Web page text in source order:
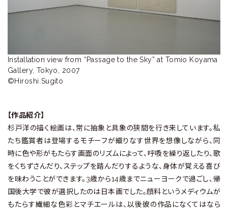
ラ
ー
Installation view from “Passage to the Sky” at Tomio Koyama
Gallery, Tokyo, 2007
©Hiroshi Sugito
【作品紹介】
杉戸洋の描く絵画は、常に抽象と具象の狭間を行き来しています。私
たち鑑賞者は登場するモチーフが織りなす世界を想像しながら、同
時に色や形がもたらす画面のリズムによって、呼吸を繰り返したり、歌
をくちずさんだり、ステップを踏んだりするような、身体が覚える喜び
を味わうことができます。3歳から14歳までニューヨークで過ごし、帰
国後大学で彼が選択したのは日本画でした。顔料というメディウムが
もたらす繊細な色彩とマチエールは、以後彼の作品になくてはなら